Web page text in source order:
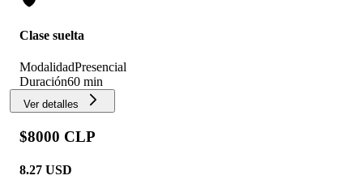
Clase suelta
ModalidadPresencial
Duración60 min
Ver detalles
$8000 CLP
8.27 USD